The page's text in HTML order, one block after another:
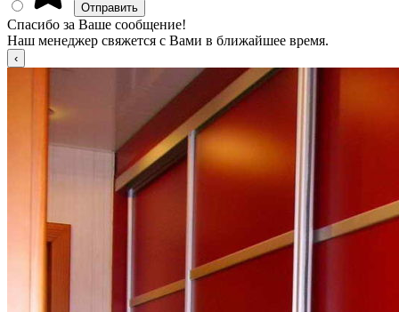
Спасибо за Ваше сообщение!
Наш менеджер свяжется с Вами в ближайшее время.